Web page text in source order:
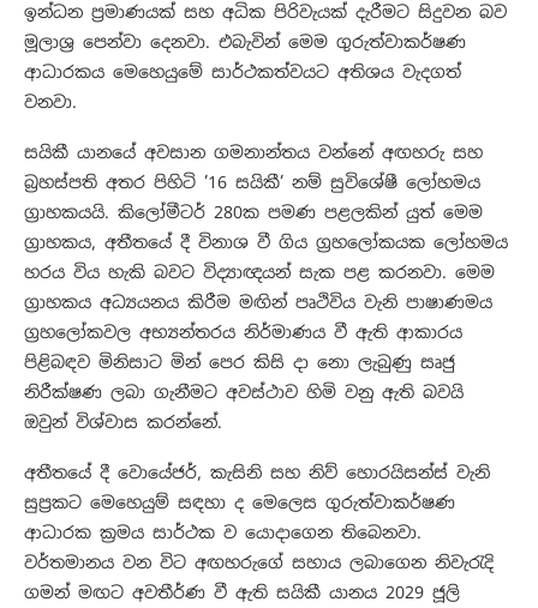
ඉන්ධන ප්‍රමාණයක් සහ අධික පිරිවැයක් දැරීමට සිදුවන බව
මූලාශ්‍ර පෙන්වා දෙනවා. එබැවින් මෙම ගුරුත්වාකර්ෂණ
ආධාරකය මෙහෙයුමේ සාර්ථකත්වයට අතිශය වැදගත්
වනවා.
සයිකී යානයේ අවසාන ගමනාන්තය වන්නේ අඟහරු සහ
බ්‍රහස්පති අතර පිහිටි ’16 සයිකී’ නම් සුවිශේෂී ලෝහමය
ග්‍රාහකයයි. කිලෝමීටර් 280ක පමණ පළලකින් යුත් මෙම
ග්‍රාහකය, අතීතයේ දී විනාශ වී ගිය ග්‍රහලෝකයක ලෝහමය
හරය විය හැකි බවට විද්‍යාඥයන් සැක පළ කරනවා. මෙම
ග්‍රාහකය අධ්‍යයනය කිරීම මඟින් පෘථිවිය වැනි පාෂාණමය
ග්‍රහලෝකවල අභ්‍යන්තරය නිර්මාණය වී ඇති ආකාරය
පිළිබඳව මිනිසාට මින් පෙර කිසි දා නො ලැබුණු සෘජු
නිරීක්ෂණ ලබා ගැනීමට අවස්ථාව හිමි වනු ඇති බවයි
ඔවුන් විශ්වාස කරන්නේ.
අතීතයේ දී වොයේජර්, කැසිනි සහ නිව් හොරයිසන්ස් වැනි
සුප්‍රකට මෙහෙයුම් සඳහා ද මෙලෙස ගුරුත්වාකර්ෂණ
ආධාරක ක්‍රමය සාර්ථක ව යොදාගෙන තිබෙනවා.
වර්තමානය වන විට අඟහරුගේ සහාය ලබාගෙන නිවැරැදි
ගමන් මඟට අවතීර්ණ වී ඇති සයිකී යානය 2029 ජූලි